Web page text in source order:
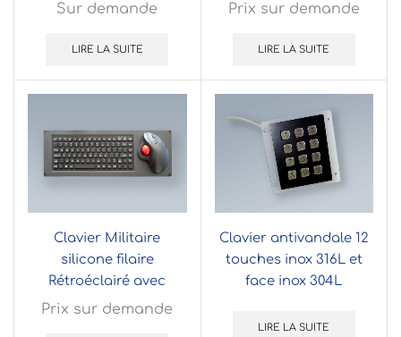
Sur demande
LIRE LA SUITE
Prix sur demande
LIRE LA SUITE
Clavier Militaire
silicone filaire
Rétroéclairé avec
souris et trackball
Prix sur demande
Clavier antivandale 12
touches inox 316L et
face inox 304L
noir en châssis ouvert
LIRE LA SUITE